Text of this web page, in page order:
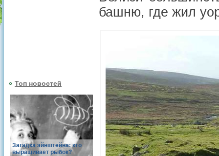
Топ новостей
Загадка эйнштейна: кто
выращивает рыбок?
башню, где жил